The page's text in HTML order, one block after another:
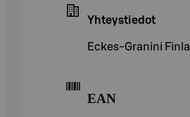
Yhteystiedot
Eckes-Granini
EAN